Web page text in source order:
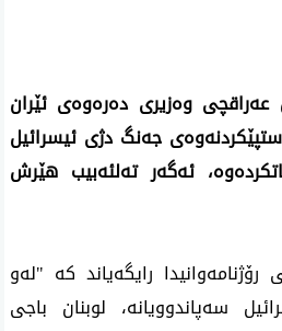
وه‌زیری ده‌ره‌وه‌ی ئێران
جه‌نگ دژی ئیسرائیل
ئه‌گه‌ر ته‌لئه‌بیب هێرش
رایگه‌یاند كه‌ "له‌و
سه‌پاندوویانه‌، لوبنان باجی